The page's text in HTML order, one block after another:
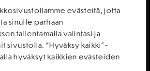
evästeitä, jotta
sinulle parhaan
tallentamalla valintasi ja
sivustolla. "Hyväksy kaikki"-
hyväksyt kaikkien evästeiden